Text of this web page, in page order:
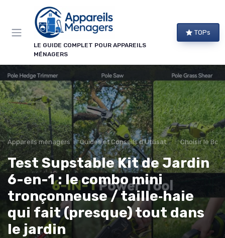
LE GUIDE COMPLET POUR APPAREILS
MÉNAGERS
TOPs
Appareils ménagers Guides et Conseils d'Utilisation Choisir le Bon
Test Supstable Kit de Jardin
6-en-1 : le combo mini
tronçonneuse / taille‑haie
qui fait (presque) tout dans
le jardin
Panneau de gestion des cookies